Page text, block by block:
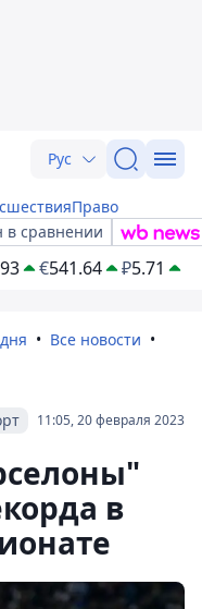
Рус
Право
в сравнении
€541.64 ₽5.71
Все новости
11:05, 20 февраля 2023
в